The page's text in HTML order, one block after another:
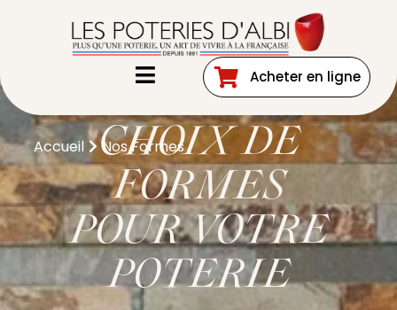
Acheter en ligne
Accueil Nos Formes
UN LARGE
CHOIX DE
FORMES
POUR VOTRE
POTERIE